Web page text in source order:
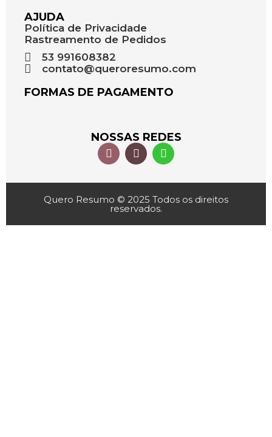
AJUDA
Política de Privacidade
Rastreamento de Pedidos
53 991608382
contato@queroresumo.com
FORMAS DE PAGAMENTO
NOSSAS REDES
Quero Resumo © 2025 Todos os direitos
reservados.